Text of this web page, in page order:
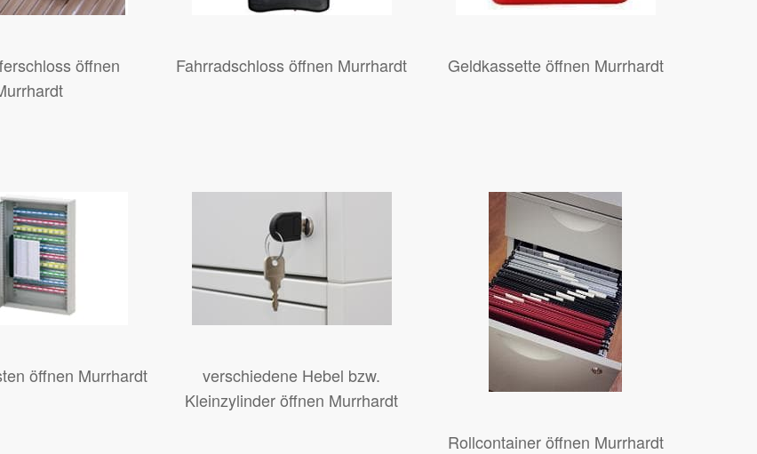
öffnen
Fahrradschloss öffnen Murrhardt Geldkassette öffnen Murrhardt
öffnen Murrhardt
verschiedene Hebel bzw.
Kleinzylinder öffnen Murrhardt
Rollcontainer öffnen Murrhardt